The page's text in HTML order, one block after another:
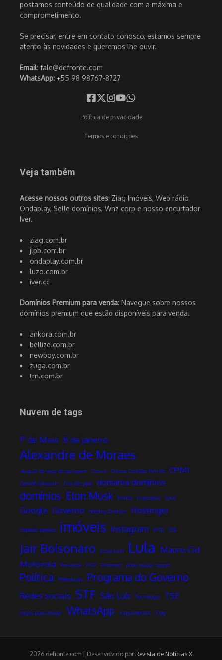
postamos conteúdo de qualidade com a máxima e
comprometimento.
Se precisar, entre em contato conosco, estamos sempre
atento às novidades e queremos lhe ouvir.
Email: fale@defronte.com
WhatsApp: +55 98 98767-8727
Política de privacidade
Termos e condições
Veja também
Acesse nossos outros sites: Ziag Imóveis, Web rádio
Ondaplay, Selle domínios, Wnz corp e nosso encurtador
Iver.
ziag.com.br
jlpb.com.br
ondaplay.com.br
luzo.com.br
iver.cc
Domínios Premium para venda: Navegue sobre nossos
domínios premium que estão disponíveis para venda.
ankora.com.br
bellize.com.br
newboy.com.br
zuga.com.br
trn.com.br
Nuvem de tags
1º de Maio 8 de janeiro
Alexandre de Moraes
aluguel de vaga de garagem Canva Chiara Corbella Petrillo CPMI
Davide Giovanni Dia dos pais domania domínios
domínios Elon Musk Enrico Francesco Fuck
Google Governo holding familiar Hostinger
Imposto predial imóveis Instagram IPTU ITBI
Jair Bolsonaro Janja Lula Lula Mauro Cid
Motorola
Pensador PGV Pinterest pode alugar vagas?
Política Prefeituras Programa do Governo
Redes sociais STF São Luís Tecnologia TSE
vagas para alugar WhatsApp xingamentos Ziag
2026 defronte.com | Desenvolvido por Revista de Notícias X